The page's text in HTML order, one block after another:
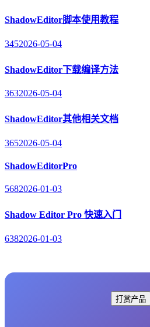
ShadowEditor脚本使用教程
3452026-05-04
ShadowEditor下载编译方法
3632026-05-04
ShadowEditor其他相关文档
3652026-05-04
ShadowEditorPro
5682026-01-03
Shadow Editor Pro 快速入门
6382026-01-03
打赏产品